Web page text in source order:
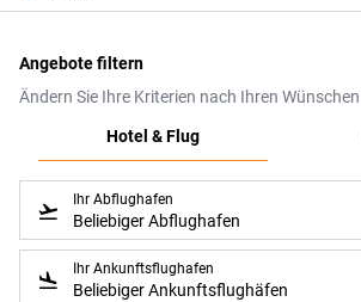
Angebote filtern
Ändern Sie Ihre Kriterien nach Ihren Wünschen
Hotel & Flug
Ihr Abflughafen
Beliebiger Abflughafen
Ihr Ankunftsflughafen
Beliebiger Ankunftsflughäfen